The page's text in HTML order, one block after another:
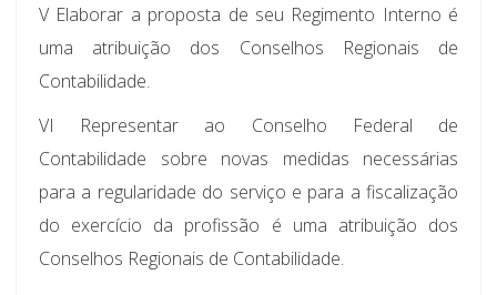
V Elaborar a proposta de seu Regimento Interno é
uma atribuição dos Conselhos Regionais de
Contabilidade.
VI Representar ao Conselho Federal de
Contabilidade sobre novas medidas necessárias
para a regularidade do serviço e para a fiscalização
do exercício da profissão é uma atribuição dos
Conselhos Regionais de Contabilidade.